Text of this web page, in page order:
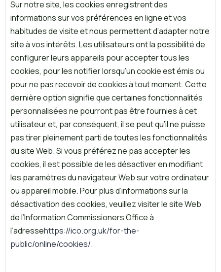
Sur notre site, les cookies enregistrent des
informations sur vos préférences en ligne et vos
habitudes de visite et nous permettent d’adapter notre
site à vos intérêts. Les utilisateurs ont la possibilité de
configurer leurs appareils pour accepter tous les
cookies, pour les notifier lorsqu’un cookie est émis ou
pour ne pas recevoir de cookies à tout moment. Cette
dernière option signifie que certaines fonctionnalités
personnalisées ne pourront pas être fournies à cet
utilisateur et, par conséquent, il se peut qu’il ne puisse
pas tirer pleinement parti de toutes les fonctionnalités
du site Web. Si vous préférez ne pas accepter les
cookies, il est possible de les désactiver en modifiant
les paramètres du navigateur Web sur votre ordinateur
ou appareil mobile. Pour plus d’informations sur la
désactivation des cookies, veuillez visiter le site Web
de l’Information Commissioners Office à
l’adressehttps://ico.org.uk/for-the-
public/online/cookies/.